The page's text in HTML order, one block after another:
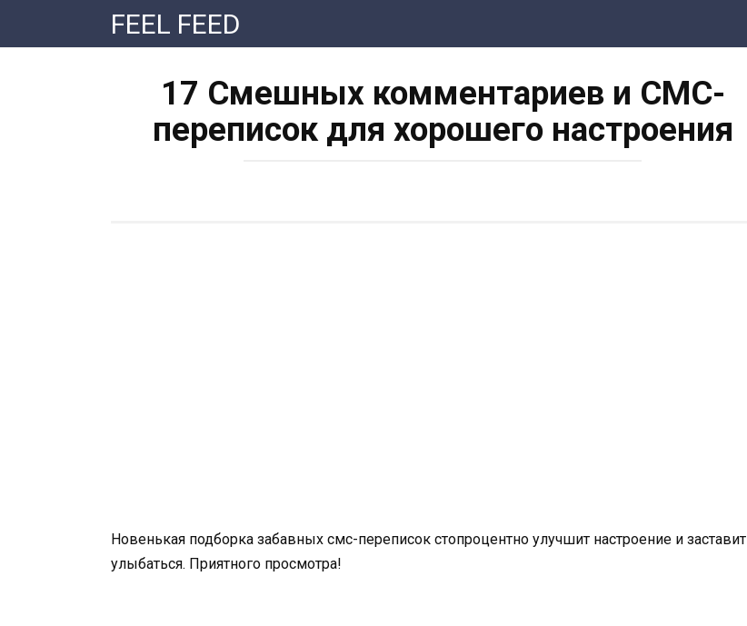
контенту
FEEL FEED
17 Смешных комментариев и СМС-
переписок для хорошего настроения
Новенькая подборка забавных смс-переписок стопроцентно улучшит настроение и заставит
улыбаться. Приятного просмотра!